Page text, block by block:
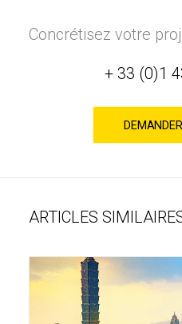
Concrétisez votre
+ 33 (0)1
ARTICLES